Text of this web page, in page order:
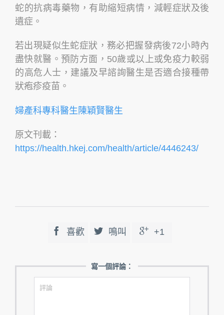
蛇的抗病毒藥物，有助縮短病情，減輕症狀及後
遺症。
若出現疑似生蛇症狀，務必把握發病後72小時內
盡快就醫。預防方面，50歲或以上或免疫力較弱
的高危人士，建議及早諮詢醫生是否適合接種帶
狀疱疹疫苗。
婦產科專科醫生陳穎賢醫生
原文刊載：
https://health.hkej.com/health/article/4446243/
 喜歡  鳴叫  +1
寫一個評論：